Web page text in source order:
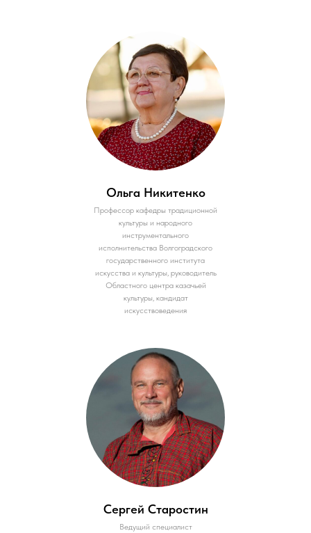
Ольга Никитенко
Профессор кафедры традиционной
культуры и народного
инструментального
исполнительства Волгоградского
государственного института
искусства и культуры, руководитель
Областного центра казачьей
культуры, кандидат
искусствоведения
Сергей Старостин
Ведущий специалист